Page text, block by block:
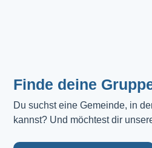
Finde deine
Du suchst eine Gemeinde, in
kannst? Und möchtest dir